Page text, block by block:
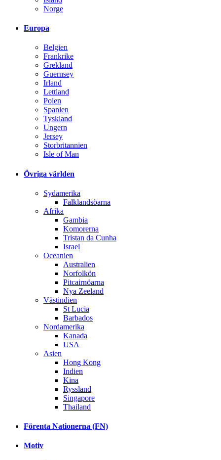
Norge
Europa
Belgien
Frankrike
Grekland
Guernsey
Irland
Lettland
Polen
Spanien
Tyskland
Ungern
Jersey
Storbritannien
Isle of Man
Övriga världen
Sydamerika
Falklandsöarna
Afrika
Gambia
Komorerna
Tristan da Cunha
Israel
Oceanien
Australien
Norfolkön
Pitcairnöarna
Nya Zeeland
Västindien
St Lucia
Barbados
Nordamerika
Kanada
USA
Asien
Hong Kong
Indien
Kina
Ryssland
Singapore
Thailand
Förenta Nationerna (FN)
Motiv